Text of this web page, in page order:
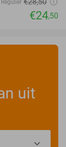
Regulier €28,50
€24,50
uit